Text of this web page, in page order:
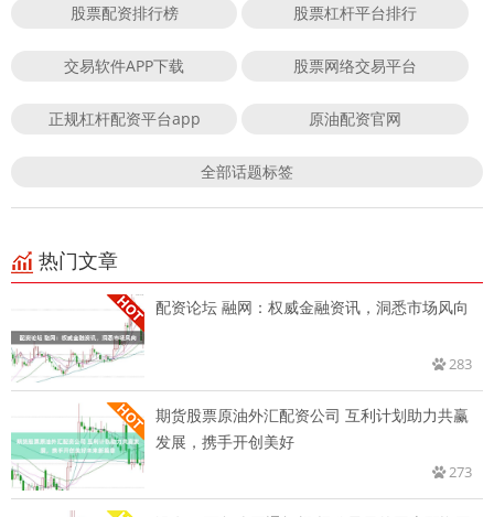
股票配资排行榜 股票杠杆平台排行
交易软件APP下载 股票网络交易平台
正规杠杆配资平台app 原油配资官网
全部话题标签
热门文章
配资论坛 融网：权威金融资讯，洞悉市场风向
283
期货股票原油外汇配资公司 互利计划助力共赢
发展，携手开创美好
273